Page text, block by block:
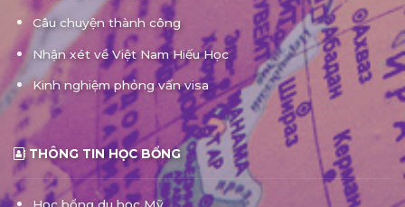
Câu chuyện thành công
Nhận xét về Việt Nam Hiếu Học
Kinh nghiệm phỏng vấn visa
THÔNG TIN HỌC BỔNG